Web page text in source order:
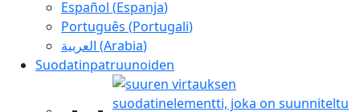
Español (Espanja)
Português (Portugali)
العربية (Arabia)
Suodatinpatruunoiden